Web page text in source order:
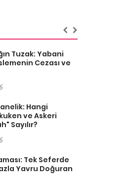
Tuzak: Yabani
Cezası ve
Hangi
ve Askeri
Sayılır?
Tek Seferde
Yavru Doğuran